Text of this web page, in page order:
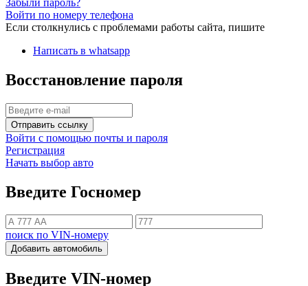
Войти по номеру телефона
Если столкнулись с проблемами работы сайта, пишите
Написать в whatsapp
Восстановление пароля
Отправить ссылку
Войти с помощью почты и пароля
Регистрация
Начать выбор авто
Введите Госномер
поиск по VIN-номеру
Добавить автомобиль
Введите VIN-номер